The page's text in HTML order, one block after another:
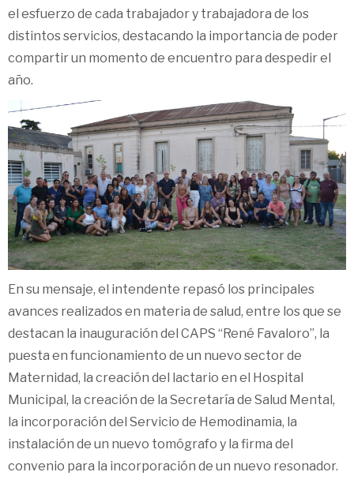
el esfuerzo de cada trabajador y trabajadora de los
distintos servicios, destacando la importancia de poder
compartir un momento de encuentro para despedir el
año.
En su mensaje, el intendente repasó los principales
avances realizados en materia de salud, entre los que se
destacan la inauguración del CAPS “René Favaloro”, la
puesta en funcionamiento de un nuevo sector de
Maternidad, la creación del lactario en el Hospital
Municipal, la creación de la Secretaría de Salud Mental,
la incorporación del Servicio de Hemodinamia, la
instalación de un nuevo tomógrafo y la firma del
convenio para la incorporación de un nuevo resonador.